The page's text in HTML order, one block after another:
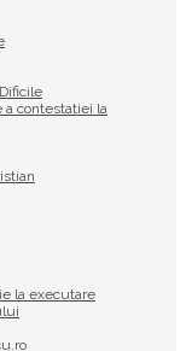
a contestatiei la
la executare